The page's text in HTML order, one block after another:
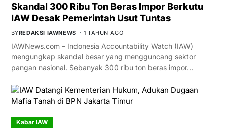
Skandal 300 Ribu Ton Beras Impor Berkutu
IAW Desak Pemerintah Usut Tuntas
BYREDAKSI IAWNEWS 1 TAHUN AGO
IAWNews.com – Indonesia Accountability Watch (IAW)
mengungkap skandal besar yang mengguncang sektor
pangan nasional. Sebanyak 300 ribu ton beras impor…
Kabar IAW